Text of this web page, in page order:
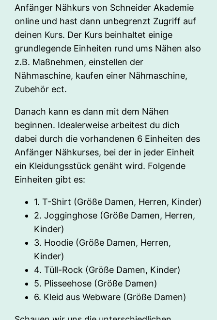
Anfänger Nähkurs von Schneider Akademie
online und hast dann unbegrenzt Zugriff auf
deinen Kurs. Der Kurs beinhaltet einige
grundlegende Einheiten rund ums Nähen also
z.B. Maßnehmen, einstellen der
Nähmaschine, kaufen einer Nähmaschine,
Zubehör ect.
Danach kann es dann mit dem Nähen
beginnen. Idealerweise arbeitest du dich
dabei durch die vorhandenen 6 Einheiten des
Anfänger Nähkurses, bei der in jeder Einheit
ein Kleidungsstück genäht wird. Folgende
Einheiten gibt es:
1. T-Shirt (Größe Damen, Herren, Kinder)
2. Jogginghose (Größe Damen, Herren,
Kinder)
3. Hoodie (Größe Damen, Herren,
Kinder)
4. Tüll-Rock (Größe Damen, Kinder)
5. Plisseehose (Größe Damen)
6. Kleid aus Webware (Größe Damen)